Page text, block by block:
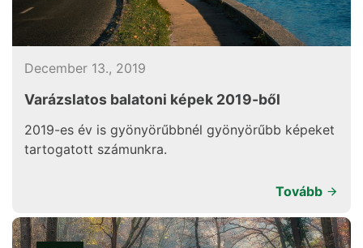
December 13., 2019
Varázslatos balatoni képek 2019-ből
2019-es év is gyönyörűbbnél gyönyörűbb képeket
tartogatott számunkra.
Tovább